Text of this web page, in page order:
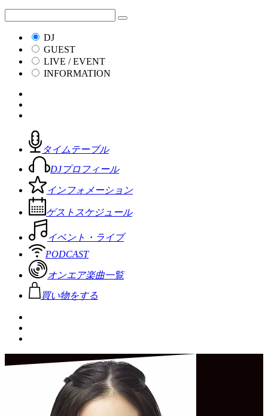
DJ
GUEST
LIVE / EVENT
INFORMATION
タイムテーブル
DJプロフィール
インフォメーション
ゲストスケジュール
イベント・ライブ
PODCAST
オンエア楽曲一覧
買い物をする